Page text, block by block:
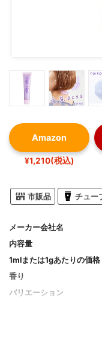
Amazon
¥1,210(税込)
市販品 チュー
メーカー会社名
内容量
1mlまたは1gあたりの価格
香り
バリエーション